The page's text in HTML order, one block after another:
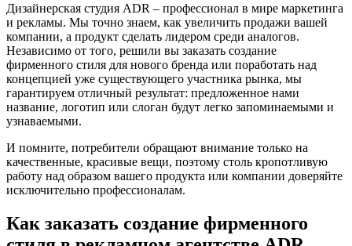
Дизайнерская студия ADR – профессионал в мире маркетинга
и рекламы. Мы точно знаем, как увеличить продажи вашей
компании, а продукт сделать лидером среди аналогов.
Независимо от того, решили вы заказать создание
фирменного стиля для нового бренда или поработать над
концепцией уже существующего участника рынка, мы
гарантируем отличный результат: предложенное нами
название, логотип или слоган будут легко запоминаемыми и
узнаваемыми.
И помните, потребители обращают внимание только на
качественные, красивые вещи, поэтому столь кропотливую
работу над образом вашего продукта или компании доверяйте
исключительно профессионалам.
Как заказать создание фирменного